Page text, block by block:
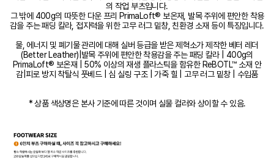
의 작업 부츠입니다.
그 밖에 400g의 따뜻한 다운 프리 PrimaLoft® 보온재, 발목 주위에 편안한 착용
감을 주는 패딩 칼라, 접지력을 위한 고무 러그 밑창, 친환경 소재 등이 특징입니다.
물, 에너지 및 폐기물 관리에 대해 실버 등급을 받은 제혁소가 제작한 베터 레더
(Better Leather)|발목 주위에 편안한 착용감을 주는 패딩 칼라 | 400g의
PrimaLoft® 보온재 | 50% 이상의 재생 플라스틱을 함유한 ReBOTL™ 소재 안
감|피로 방지 착탈식 풋베드 | 심 실링 구조 | 가죽 힐 | 고무 러그 밑창 | 수입품
* 상품 색상명은 본사 기준에 따른 것이며 실물 컬러와 상이할 수 있음.